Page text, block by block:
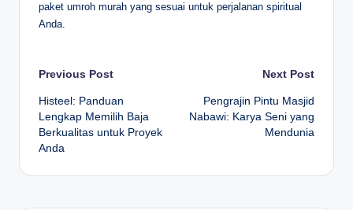
paket umroh murah yang sesuai untuk perjalanan spiritual
Anda.
Post
navigation
Previous Post
Histeel: Panduan
Lengkap Memilih Baja
Berkualitas untuk Proyek
Anda
Next Post
Pengrajin Pintu Masjid
Nabawi: Karya Seni yang
Mendunia